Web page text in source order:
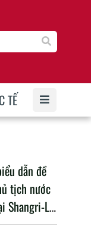
TẾ
dẫn đề
tịch nước
Shangri-La